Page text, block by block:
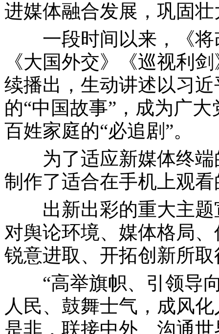
进媒体融合发展，巩固
一段时间以来，《将
《大国外交》《巡视利
续播出，生动讲述以习
的“中国故事”，成为广
百姓家庭的“必追剧”。
为了适应新媒体终端
制作了适合在手机上观
出新出彩的重大主题
对舆论环境、媒体格局
锐意进取、开拓创新所
“高举旗帜、引领导
人民、鼓舞士气，成风
是非，联接中外、沟通世